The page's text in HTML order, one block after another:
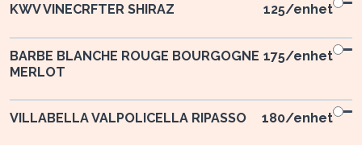
KWV VINECRFTER SHIRAZ 125/enhet
BARBE BLANCHE ROUGE BOURGOGNE
MERLOT
175/enhet
VILLABELLA VALPOLICELLA RIPASSO 180/enhet